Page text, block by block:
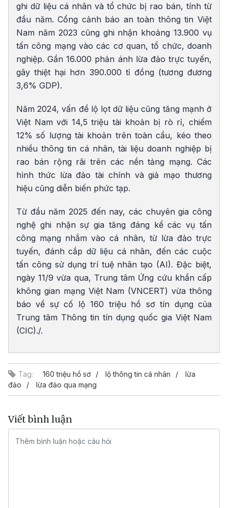
ghi dữ liệu cá nhân và tổ chức bị rao bán, tính từ
đầu năm. Cổng cảnh báo an toàn thông tin Việt
Nam năm 2023 cũng ghi nhận khoảng 13.900 vụ
tấn công mạng vào các cơ quan, tổ chức, doanh
nghiệp. Gần 16.000 phản ánh lừa đảo trực tuyến,
gây thiệt hại hơn 390.000 tỉ đồng (tương đương
3,6% GDP).
Năm 2024, vấn đề lộ lọt dữ liệu cũng tăng mạnh ở
Việt Nam với 14,5 triệu tài khoản bị rò rỉ, chiếm
12% số lượng tài khoản trên toàn cầu, kéo theo
nhiều thông tin cá nhân, tài liệu doanh nghiệp bị
rao bán rộng rãi trên các nền tảng mạng. Các
hình thức lừa đảo tài chính và giả mạo thương
hiệu cũng diễn biến phức tạp.
Từ đầu năm 2025 đến nay, các chuyên gia công
nghệ ghi nhận sự gia tăng đáng kể các vụ tấn
công mạng nhắm vào cá nhân, từ lừa đảo trực
tuyến, đánh cắp dữ liệu cá nhân, đến các cuộc
tấn công sử dụng trí tuệ nhân tạo (AI). Đặc biệt,
ngày 11/9 vừa qua, Trung tâm Ứng cứu khẩn cấp
không gian mạng Việt Nam (VNCERT) vừa thông
báo về sự cố lộ 160 triệu hồ sơ tín dụng của
Trung tâm Thông tin tín dụng quốc gia Việt Nam
(CIC)./.
Tag: 160 triệu hồ sơ lộ thông tin cá nhân
lừa
đảo
lừa đảo qua mạng
Viết bình luận